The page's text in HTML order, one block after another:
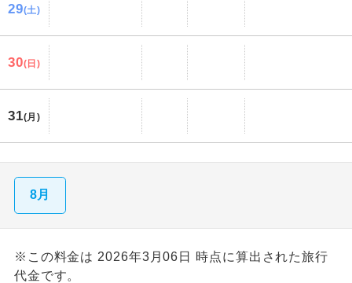
29(土)
30(日)
31(月)
8月
※この料金は 2026年3月06日 時点に算出された旅行
代金です。